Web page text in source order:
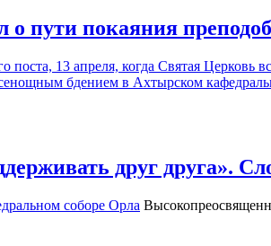
о пути покаяния
поста, 13 апреля, когда Святая
бдением в Ахтырском
друг друга».
соборе Орла